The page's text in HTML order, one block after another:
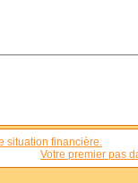
situation financière.
Votre premier pas